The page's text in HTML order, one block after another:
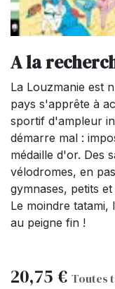
A la
La Louzmanie est
pays s'apprête à
sportif d'ampleur
démarre mal :
médaille d'or. Des
vélodromes, en
gymnases, petits
Le moindre tatami,
au peigne fin !
20,75 € Toutes